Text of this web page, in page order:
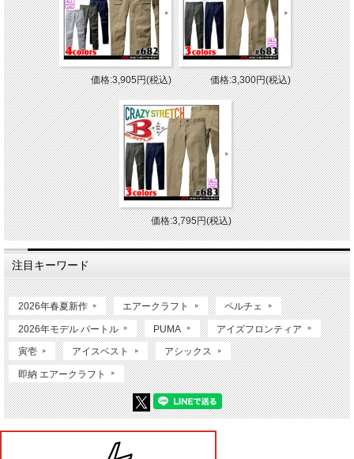
価格:3,905円(税込) 価格:3,300円(税込)
価格:3,795円(税込)
注目キーワード
2026年春夏新作 エアークラフト ペルチェ
2026年モデル バートル PUMA アイズフロンティア
寅壱 アイスベスト アシックス
即納 エアークラフト